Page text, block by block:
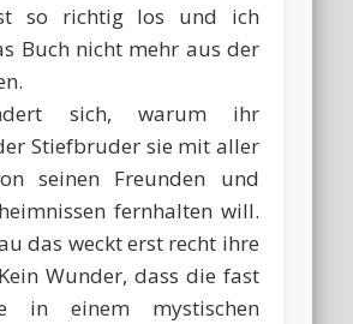
so richtig los und ich
Buch nicht mehr aus der
sich, warum ihr
Stiefbruder sie mit aller
seinen Freunden und
fernhalten will.
das weckt erst recht ihre
Wunder, dass die fast
in einem mystischen